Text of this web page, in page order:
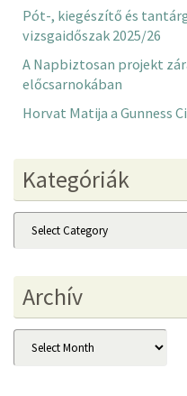
Pót-, kiegészítő és
vizsgaidőszak 2025/26
A Napbiztosan projekt
előcsarnokában
Horvat Matija a Gunness
Kategóriák
Kategóriák
Archív
Archív